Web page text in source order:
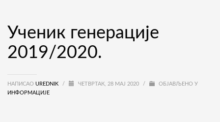
Ученик генерације
2019/2020.
НАПИСАО UREDNIK / ЧЕТВРТАК, 28 МАЈ 2020 /
ОБЈАВЉЕНО У
ИНФОРМАЦИЈЕ